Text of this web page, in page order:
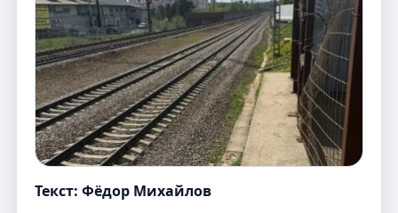
Текст: Фёдор Михайлов